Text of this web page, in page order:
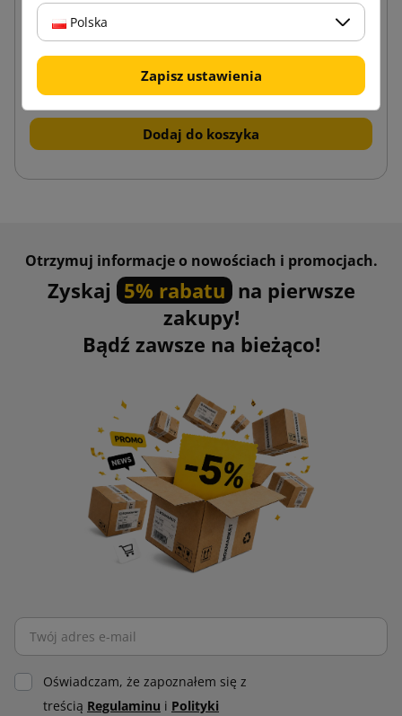
Tektura falista w rolce 1,2x25m
122,99 zł brutto
Dodaj do koszyka
Otrzymuj informacje o nowościach i promocjach.
Zyskaj 5% rabatu na pierwsze
zakupy!
Bądź zawsze na bieżąco!
Oświadczam, że zapoznałem się z
treścią Regulaminu i Polityki
Polska
Zapisz ustawienia